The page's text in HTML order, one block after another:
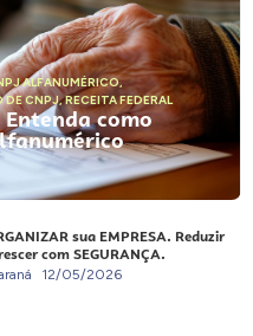
ALFANUMÉRICO,
DE CNPJ,RECEITA FEDERAL
como
sua EMPRESA. Reduzir
com SEGURANÇA.
12/05/2026